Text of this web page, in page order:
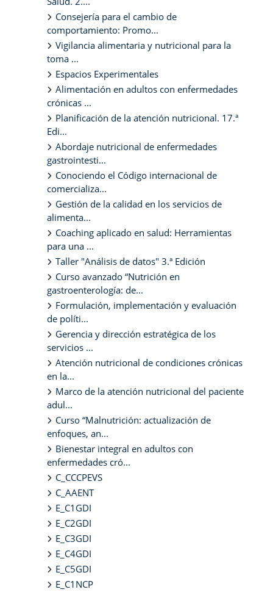
Consejería para el cambio de
comportamiento: Promo...
Vigilancia alimentaria y nutricional para la
toma ...
Espacios Experimentales
Alimentación en adultos con enfermedades
crónicas ...
Planificación de la atención nutricional. 17.ª
Edi...
Abordaje nutricional de enfermedades
gastrointesti...
Conociendo el Código internacional de
comercializa...
Gestión de la calidad en los servicios de
alimenta...
Coaching aplicado en salud: Herramientas
para una ...
Taller "Análisis de datos" 3.ª Edición
Curso avanzado “Nutrición en
gastroenterología: de...
Formulación, implementación y evaluación
de políti...
Gerencia y dirección estratégica de los
servicios ...
Atención nutricional de condiciones crónicas
en la...
Marco de la atención nutricional del paciente
adul...
Curso “Malnutrición: actualización de
enfoques, an...
Bienestar integral en adultos con
enfermedades cró...
C_CCCPEVS
C_AAENT
E_C1GDI
E_C2GDI
E_C3GDI
E_C4GDI
E_C5GDI
E_C1NCP